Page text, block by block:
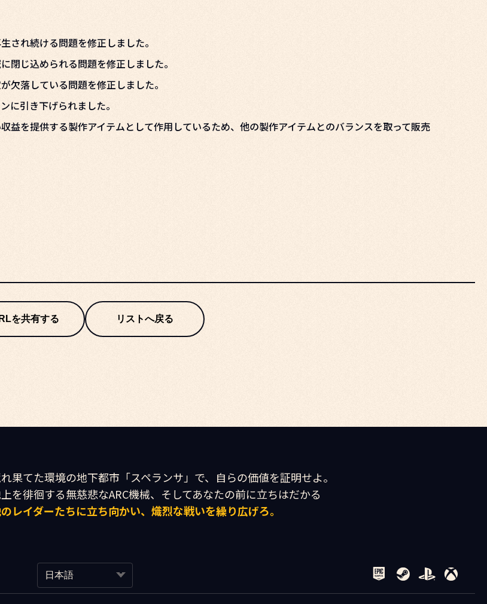
され続ける問題を修正しました。
閉じ込められる問題を修正しました。
欠落している問題を修正しました。
に引き下げられました。
益を提供する製作アイテムとして作用しているため、他の製作アイテムとのバランスを取って販売
を共有する リストへ戻る
果てた環境の地下都市「スペランサ」で、自らの価値を証明せよ。
レイダーたちに立ち向かい、熾烈な戦いを繰り広げろ。
日本語